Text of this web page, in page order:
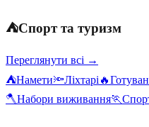
⛺Спорт та туризм
Переглянути всі →
⛺Намети🔦Ліхтарі 🔥
🪓Набори виживання🏃